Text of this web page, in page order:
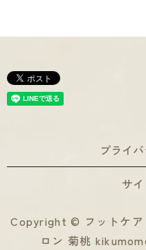
プライ
サ
Copyright © フットケア
ロン 菊桃